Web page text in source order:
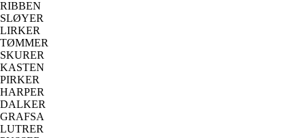
RIBBEN
SLØYER
LIRKER
TØMMER
SKURER
KASTEN
PIRKER
HARPER
DALKER
GRAFSA
LUTRER